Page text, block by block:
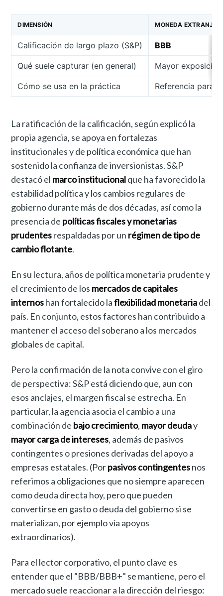
DIMENSIÓN MONEDA
Calificación de largo plazo (S&P) BBB
Qué suele capturar (en general) Mayor
Cómo se usa en la práctica Referencia para
La ratificación de la calificación, según explicó la
propia agencia, se apoya en fortalezas
institucionales y de política económica que han
sostenido la confianza de inversionistas. S&P
destacó el marco institucionalque ha favorecido la
estabilidad política y los cambios regulares de
gobierno durante más de dos décadas, así como la
presencia de políticas fiscales y monetarias
prudentesrespaldadas por un régimen de tipo de
cambio flotante.
En su lectura, años de política monetaria prudente y
el crecimiento de los mercados de capitales
internoshan fortalecido laflexibilidad monetariadel
país. En conjunto, estos factores han contribuido a
mantener el acceso del soberano a los mercados
globales de capital.
Pero la confirmación de la nota convive con el giro
de perspectiva: S&P está diciendo que, aun con
esos anclajes, el margen fiscal se estrecha. En
particular, la agencia asocia el cambio a una
combinación de bajo crecimiento, mayor deuday
mayor carga de intereses, además de pasivos
contingentes o presiones derivadas del apoyo a
empresas estatales. (Porpasivos contingentesnos
referimos a obligaciones que no siempre aparecen
como deuda directa hoy, pero que pueden
convertirse en gasto o deuda del gobierno si se
materializan, por ejemplo vía apoyos
extraordinarios).
Para el lector corporativo, el punto clave es
entender que el “BBB/BBB+” se mantiene, pero el
mercado suele reaccionar a la dirección del riesgo: